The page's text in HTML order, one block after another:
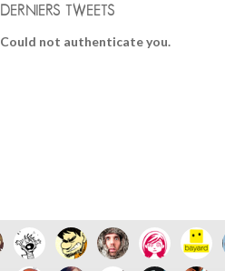
DERNIERS TWEETS
Could not authenticate you.